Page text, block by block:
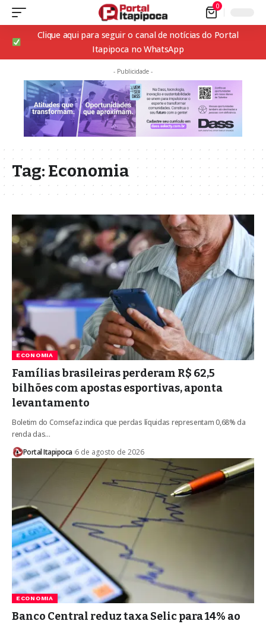
0
Clique aqui para seguir o canal de notícias do Portal
Itapipoca no WhatsApp
- Publicidade -
Tag:Economia
ECONOMIA
Famílias brasileiras perderam R$ 62,5
bilhões com apostas esportivas, aponta
levantamento
Boletim do Comsefaz indica que perdas líquidas representam 0,68% da
renda das…
Portal Itapipoca 6 de agosto de 2026
ECONOMIA
Banco Central reduz taxa Selic para 14% ao